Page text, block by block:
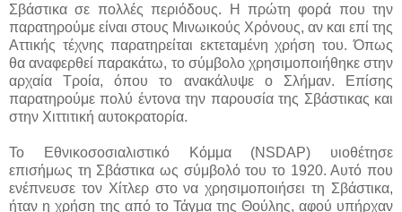
Σβάστικα σε πολλές περιόδους. Η πρώτη φορά που την
παρατηρούμε είναι στους Μινωικούς Χρόνους, αν και επί της
Αττικής τέχνης παρατηρείται εκτεταμένη χρήση του. Όπως
θα αναφερθεί παρακάτω, το σύμβολο χρησιμοποιήθηκε στην
αρχαία Τροία, όπου το ανακάλυψε ο Σλήμαν. Επίσης
παρατηρούμε πολύ έντονα την παρουσία της Σβάστικας και
στην Χιττιτική αυτοκρατορία.
Το Εθνικοσοσιαλιστικό Κόμμα (NSDAP) υιοθέτησε
επισήμως τη Σβάστικα ως σύμβολό του το 1920. Αυτό που
ενέπνευσε τον Χίτλερ στο να χρησιμοποιήσει τη Σβάστικα,
ήταν η χρήση της από το Τάγμα της Θούλης, αφού υπήρχαν